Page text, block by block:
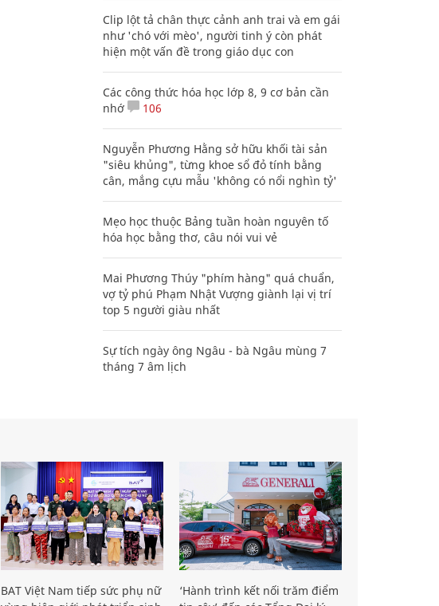
Clip lột tả chân thực cảnh anh trai và em gái
như 'chó với mèo', người tinh ý còn phát
hiện một vấn đề trong giáo dục con
Các công thức hóa học lớp 8, 9 cơ bản cần
nhớ
106
Nguyễn Phương Hằng sở hữu khối tài sản
"siêu khủng", từng khoe sổ đỏ tính bằng
cân, mắng cựu mẫu 'không có nổi nghìn tỷ'
Mẹo học thuộc Bảng tuần hoàn nguyên tố
hóa học bằng thơ, câu nói vui vẻ
Mai Phương Thúy "phím hàng" quá chuẩn,
vợ tỷ phú Phạm Nhật Vượng giành lại vị trí
top 5 người giàu nhất
Sự tích ngày ông Ngâu - bà Ngâu mùng 7
tháng 7 âm lịch
BAT Việt Nam tiếp sức phụ nữ
‘Hành trình kết nối trăm điểm